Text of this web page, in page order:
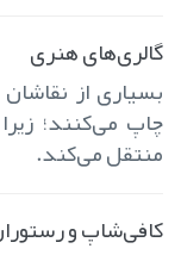
گالری‌های هنری
بسیاری از
منتقل می‌کند.
کافی‌شاپ و